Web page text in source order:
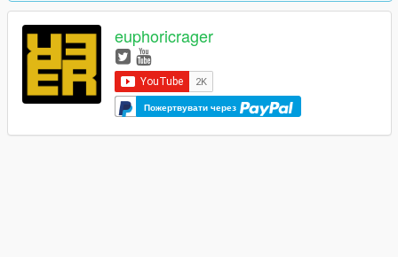
euphoricrager
Пожертвувати через